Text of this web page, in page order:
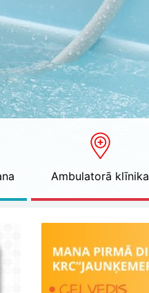
Ambulatorā klīnika